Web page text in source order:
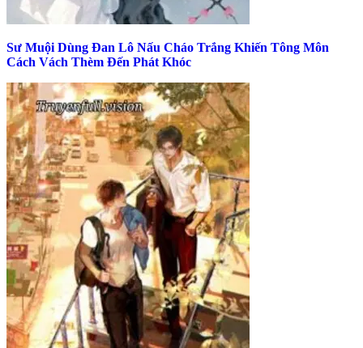
Sư Muội Dùng Đan Lô Nấu Cháo Trắng Khiến Tông Môn
Cách Vách Thèm Đến Phát Khóc